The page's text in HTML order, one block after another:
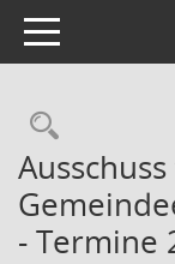
Toggle navigation
- Termine